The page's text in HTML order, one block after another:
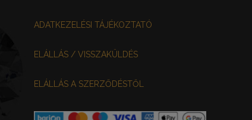
ADATKEZELÉSI TÁJÉKOZTATÓ
ELÁLLÁS / VISSZAKÜLDÉS
ELÁLLÁS A SZERZŐDÉSTŐL